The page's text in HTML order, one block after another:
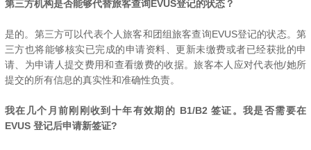
第三方机构是否能够代替旅客查询EVUS登记的状态？
是的。第三方可以代表个人旅客和团组旅客查询EVUS登记的状态。第
三方也将能够核实已完成的申请资料、更新未缴费或者已经获批的申
请、为申请人提交费用和查看缴费的收据。旅客本人应对代表他/她所
提交的所有信息的真实性和准确性负责。
我在几个月前刚刚收到十年有效期的 B1/B2 签证。我是否需要在
EVUS 登记后申请新签证?